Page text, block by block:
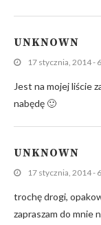
UNKNOWN
17 stycznia, 2014 -
Jest na mojej liście
nabędę 🙂
UNKNOWN
17 stycznia, 2014 -
trochę drogi,
zapraszam do mnie